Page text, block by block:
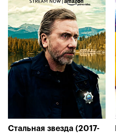
Стальная звезда (2017-